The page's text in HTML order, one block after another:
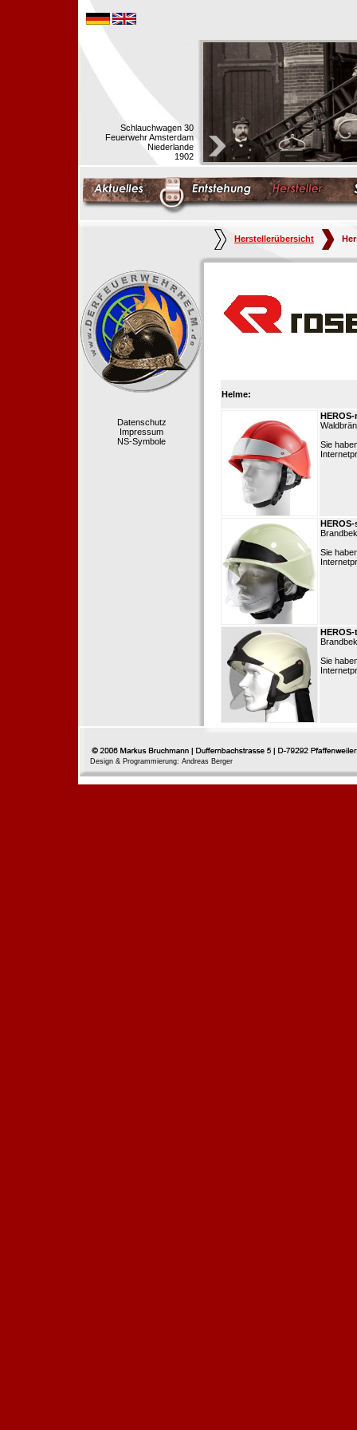
Schlauchwagen 30
Feuerwehr Amsterdam
Niederlande
1902
Herstellerübersicht
Datenschutz
Impressum
NS-Symbole
Helme:
Sie
Sie
Sie
Design & Programmierung: Andreas Berger